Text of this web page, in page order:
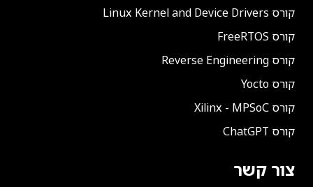
קורס Linux Kernel and Device Drivers
קורס FreeRTOS
קורס Reverse Engineering
קורס Yocto
קורס Xilinx - MPSoC
קורס ChatGPT
צור קשר